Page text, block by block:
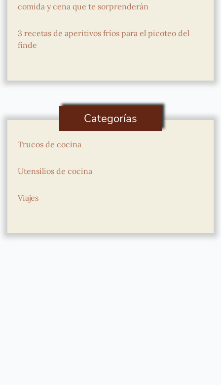
comida y cena que te sorprenderán
3 recetas de aperitivos fríos para el picoteo del
finde
Categorías
Trucos de cocina
Utensilios de cocina
Viajes